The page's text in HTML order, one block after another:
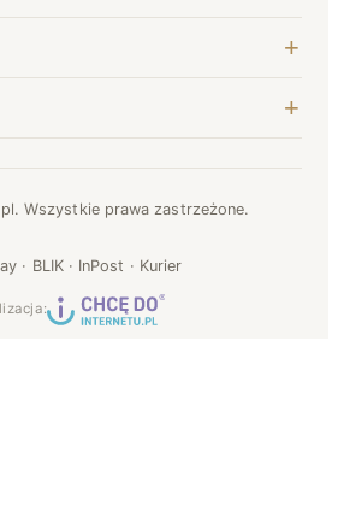
Wszystkie prawa zastrzeżone.
· BLIK · InPost · Kurier